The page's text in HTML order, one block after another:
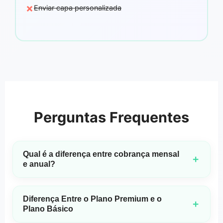
×Enviar capa personalizada
Perguntas Frequentes
Qual é a diferença entre cobrança mensal
e anual?
+
acesso ao nosso modelo 3.0 mais recente e avançado e
uma licença comercial para cada faixa gerada. Você
Diferença Entre o Plano Premium e o
Plano Básico
+